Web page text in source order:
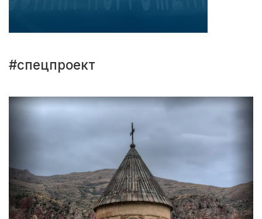
#спецпроект